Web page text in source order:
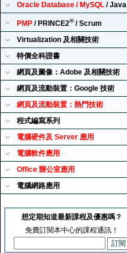
Oracle Database / MySQL / Java
PMP / PRINCE2®/ Scrum
Virtualization 及相關技術
特價全科證書
網頁及圖像：Adobe 及相關技術
網頁及流動裝置：Google 技術
網頁及流動裝置：熱門技術
程式編寫系列
電腦硬件及 Server 應用
電腦軟件應用
Office 辦公室應用
電腦網路應用
想定期知道最新課程及優惠嗎？
免費訂閱本中心的課程通訊！